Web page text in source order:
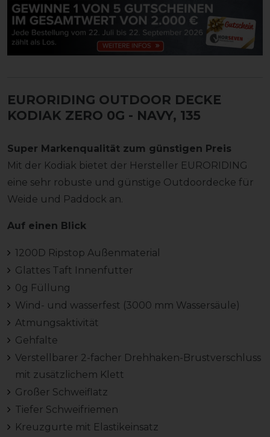
EURORIDING OUTDOOR DECKE
KODIAK ZERO 0G - NAVY, 135
Super Markenqualität zum günstigen Preis
Mit der Kodiak bietet der Hersteller EURORIDING
eine sehr robuste und günstige Outdoordecke für
Weide und Paddock an.
Auf einen Blick
1200D Ripstop Außenmaterial
Glattes Taft Innenfutter
0g Füllung
Wind- und wasserfest (3000 mm Wassersäule)
Atmungsaktivität
Gehfalte
Verstellbarer 2-facher Drehhaken-Brustverschluss
mit zusätzlichem Klett
Großer Schweiflatz
Tiefer Schweifriemen
Kreuzgurte mit Elastikeinsatz